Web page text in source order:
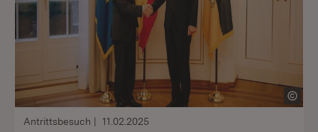
Antrittsbesuch 11.02.2025